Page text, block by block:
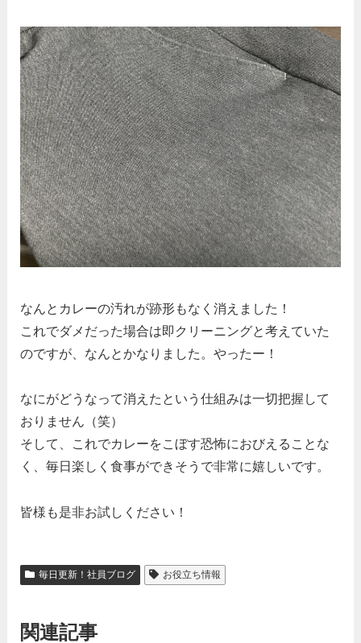
なんとカレーの汚れが跡形もなく消えました！
これでダメだった場合は即クリーニングと考えていた
のですが、なんとかなりました。やったー！
なにがどうなって消えたという仕組みは一切把握して
おりません（笑）
そして、これでカレーをこぼす恐怖におびえることな
く、毎日楽しく食事ができそうで非常に嬉しいです。
皆様も是非お試しください！
毎日更新！社員ブログ お役立ち情報
関連記事